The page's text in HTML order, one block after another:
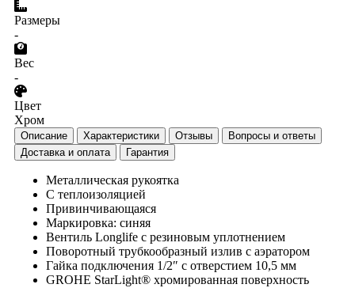
Размеры
-
Вес
-
Цвет
Хром
Описание Характеристики Отзывы
Вопросы и ответы
Доставка и оплата
Гарантия
Металлическая рукоятка
С теплоизоляцией
Привинчивающаяся
Маркировка: синяя
Вентиль Longlife с резиновым уплотнением
Поворотный трубкообразный излив с аэратором
Гайка подключения 1/2″ с отверстием 10,5 мм
GROHE StarLight® хромированная поверхность